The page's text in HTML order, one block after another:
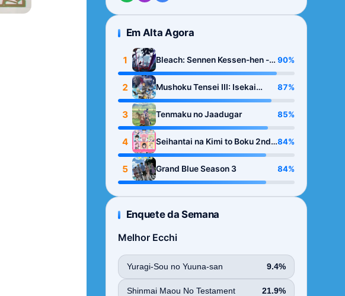
Em Alta Agora
1
Bleach: Sennen Kessen-hen -
Kashin-tan
90%
2
Mushoku Tensei III: Isekai
Ittara Honki Dasu
87%
3 Tenmaku no Jaadugar 85%
4
Seihantai na Kimi to Boku 2nd
Season
84%
5 Grand Blue Season 3 84%
Enquete da Semana
Melhor Ecchi
Yuragi-Sou no Yuuna-san 9.4%
Shinmai Maou No Testament 21.9%